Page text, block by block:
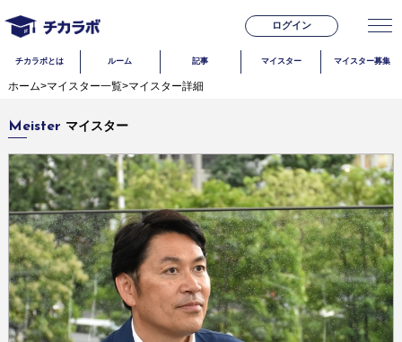
ログイン
チカラボとは ルーム 記事 マイスター マイスター募集
ホーム>マイスター一覧>マイスター詳細
Meister マイスター